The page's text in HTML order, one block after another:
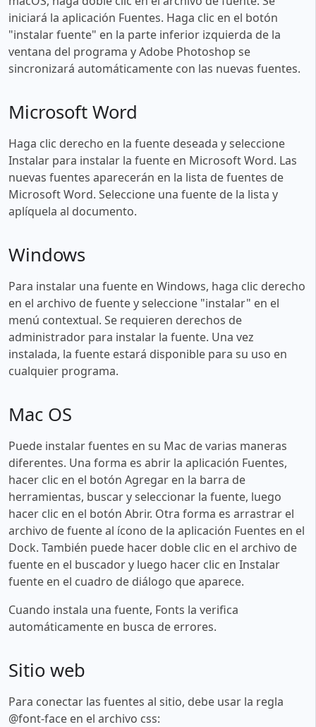
iniciará la aplicación Fuentes. Haga clic en el botón
"instalar fuente" en la parte inferior izquierda de la
ventana del programa y Adobe Photoshop se
sincronizará automáticamente con las nuevas fuentes.
Microsoft Word
Haga clic derecho en la fuente deseada y seleccione
Instalar para instalar la fuente en Microsoft Word. Las
nuevas fuentes aparecerán en la lista de fuentes de
Microsoft Word. Seleccione una fuente de la lista y
aplíquela al documento.
Windows
Para instalar una fuente en Windows, haga clic derecho
en el archivo de fuente y seleccione "instalar" en el
menú contextual. Se requieren derechos de
administrador para instalar la fuente. Una vez
instalada, la fuente estará disponible para su uso en
cualquier programa.
Mac OS
Puede instalar fuentes en su Mac de varias maneras
diferentes. Una forma es abrir la aplicación Fuentes,
hacer clic en el botón Agregar en la barra de
herramientas, buscar y seleccionar la fuente, luego
hacer clic en el botón Abrir. Otra forma es arrastrar el
archivo de fuente al ícono de la aplicación Fuentes en el
Dock. También puede hacer doble clic en el archivo de
fuente en el buscador y luego hacer clic en Instalar
fuente en el cuadro de diálogo que aparece.
Cuando instala una fuente, Fonts la verifica
automáticamente en busca de errores.
Sitio web
Para conectar las fuentes al sitio, debe usar la regla
@font-face en el archivo css: